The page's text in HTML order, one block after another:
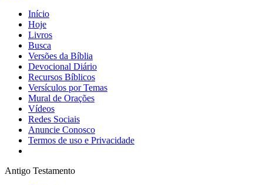
Início
Hoje
Livros
Busca
Versões da Bíblia
Devocional Diário
Recursos Bíblicos
Versículos por Temas
Mural de Orações
Vídeos
Redes Sociais
Anuncie Conosco
Termos de uso e Privacidade
Antigo Testamento